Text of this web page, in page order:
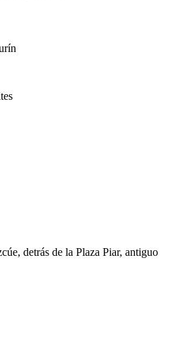
detrás de la Plaza Piar, antiguo